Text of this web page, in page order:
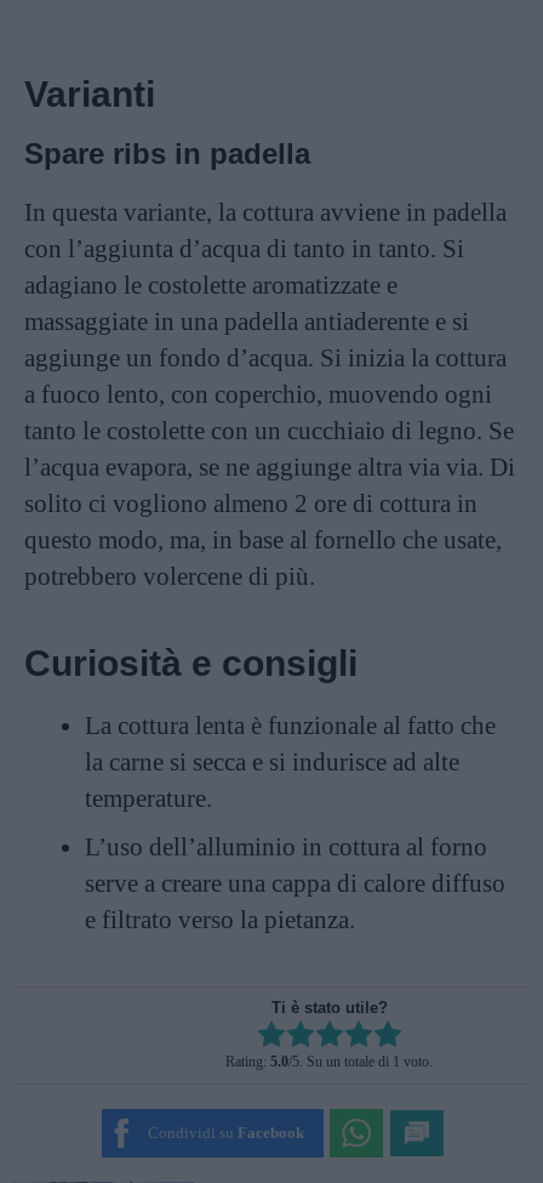
Varianti
Spare ribs in padella
In questa variante, la cottura avviene in padella
con l’aggiunta d’acqua di tanto in tanto. Si
adagiano le costolette aromatizzate e
massaggiate in una padella antiaderente e si
aggiunge un fondo d’acqua. Si inizia la cottura
a fuoco lento, con coperchio, muovendo ogni
tanto le costolette con un cucchiaio di legno. Se
l’acqua evapora, se ne aggiunge altra via via. Di
solito ci vogliono almeno 2 ore di cottura in
questo modo, ma, in base al fornello che usate,
potrebbero volercene di più.
Curiosità e consigli
La cottura lenta è funzionale al fatto che
la carne si secca e si indurisce ad alte
temperature.
L’uso dell’alluminio in cottura al forno
serve a creare una cappa di calore diffuso
e filtrato verso la pietanza.
Ti è stato utile?
Rate this item:
SUBMIT RATING
Rating: 5.0/5. Su un totale di 1 voto.
Condividi su Facebook